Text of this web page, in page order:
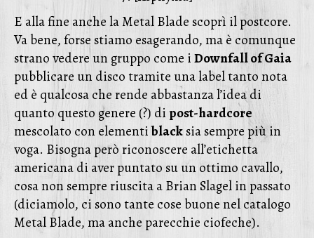
E alla fine anche la Metal Blade scoprì il postcore.
Va bene, forse stiamo esagerando, ma è comunque
strano vedere un gruppo come iDownfall of Gaia
pubblicare un disco tramite una label tanto nota
ed è qualcosa che rende abbastanza l’idea di
quanto questo genere (?) di post-hardcore
mescolato con elementiblacksia sempre più in
voga. Bisogna però riconoscere all’etichetta
americana di aver puntato su un ottimo cavallo,
cosa non sempre riuscita a Brian Slagel in passato
(diciamolo, ci sono tante cose buone nel catalogo
Metal Blade, ma anche parecchie ciofeche).